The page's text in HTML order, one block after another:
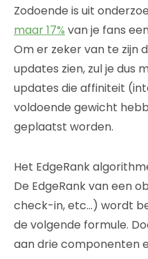
Zodoende is uit
maar 17% van je fans
Om er zeker van te zijn
updates zien, zul je dus
updates die affiniteit
voldoende gewicht
geplaatst worden.
Het EdgeRank
De EdgeRank van een
check-in, etc…) wordt
de volgende formule.
aan drie componenten